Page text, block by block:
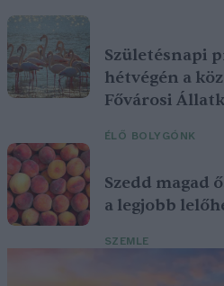
Születésnapi
hétvégén a
Fővárosi
ÉLŐ BOLYGÓNK
Szedd magad
a legjobb
SZEMLE